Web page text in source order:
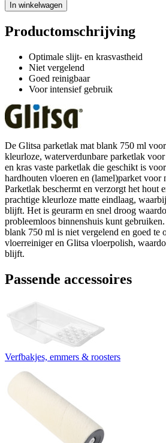
In winkelwagen
Productomschrijving
Optimale slijt- en krasvastheid
Niet vergelend
Goed reinigbaar
Voor intensief gebruik
De Glitsa parketlak mat blank 750 ml
kleurloze, waterverdunbare parketlak
en kras vaste parketlak die geschikt is
hardhouten vloeren en (lamel)parket voor
Parketlak beschermt en verzorgt het hout
prachtige kleurloze matte eindlaag,
blijft. Het is geurarm en snel droog
probleemloos binnenshuis kunt
blank 750 ml is niet vergelend en goed te
vloerreiniger en Glitsa vloerpolish,
blijft.
Passende accessoires
Verfbakjes, emmers & roosters